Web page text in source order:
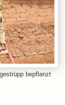
bepflanzt